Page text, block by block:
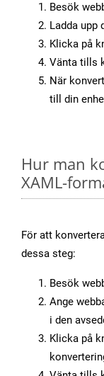
Besök
Ladda upp
Klicka på
Vänta tills
När
till din
Hur man
XAML-
För att
dessa steg:
Besök
Ange
i den
Klicka på